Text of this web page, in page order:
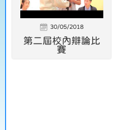
30/05/2018
第二屆校內辯論比
賽